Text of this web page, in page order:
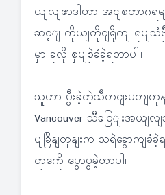
ယျလျဇာဒါဟာ အငျစတာဂရ
ဆင့ျ ကိုယျတိုငျရိုကျ ရုပျသံဗှီ
မှာ ခုလို စှပျစှဲခံခဲ့ရတာပါ။
သူဟာ ပွီးခဲ့တဲ့သီတငျးပတျတု
Vancouver သီခငြျးအယ
ပျခြိနျတုနျးက သရဲခွောကျ
တှကေို ပွောပွခဲ့တာပါ။